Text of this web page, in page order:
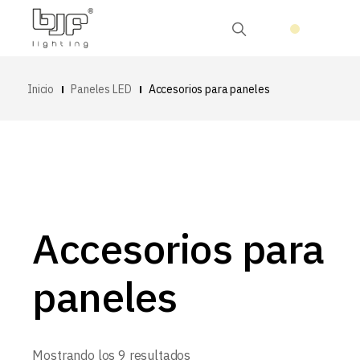
Inicio Paneles LED Accesorios para paneles
Accesorios para
paneles
Mostrando los 9 resultados